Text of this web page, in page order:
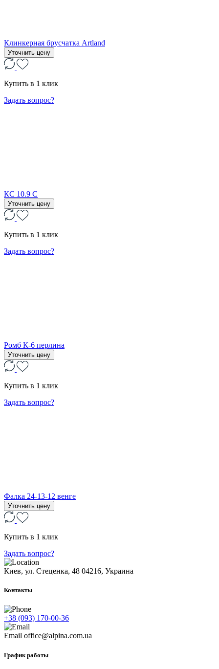
Клинкерная брусчатка Artland
Уточнить цену
Купить в 1 клик
Задать вопрос?
КС 10.9 С
Уточнить цену
Купить в 1 клик
Задать вопрос?
Ромб К-6 перлина
Уточнить цену
Купить в 1 клик
Задать вопрос?
Фалка 24-13-12 венге
Уточнить цену
Купить в 1 клик
Задать вопрос?
Киев, ул. Стеценка, 48 04216, Украина
Контакты
+38 (093) 170-00-36
Email office@alpina.com.ua
График работы